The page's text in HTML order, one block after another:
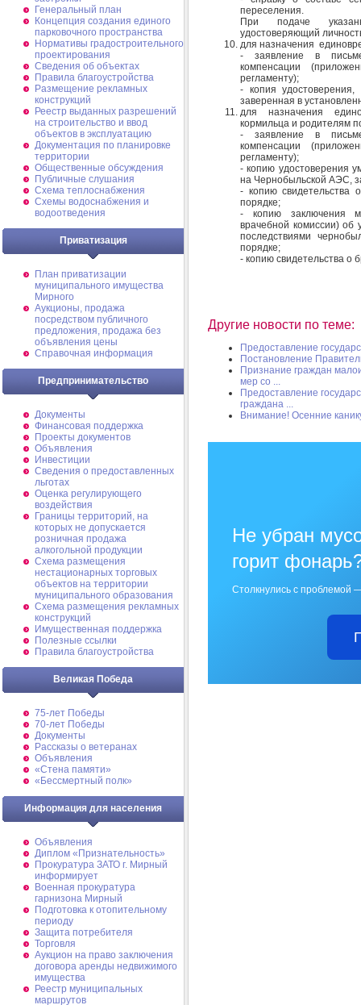
Генеральный план
Концепция создания единого
парковочного пространства
Нормативы градостроительного
проектирования
Сведения об объектах
Правила благоустройства
Размещение рекламных
конструкций
Реестр выданных разрешений
на строительство и ввод
объектов в эксплуатацию
Документация по планировке
территории
Общественные обсуждения
Публичные слушания
Схема теплоснабжения
Схемы водоснабжения и
водоотведения
Приватизация
План приватизации
муниципального имущества
Мирного
Аукционы, продажа
посредством публичного
предложения, продажа без
объявления цены
Справочная информация
Предпринимательство
Документы
Финансовая поддержка
Проекты документов
Объявления
Инвестиции
Сведения о предоставленных
льготах
Оценка регулирующего
воздействия
Границы территорий, на
которых не допускается
розничная продажа
алкогольной продукции
Схема размещения
нестационарных торговых
объектов на территории
муниципального образования
Схема размещения рекламных
конструкций
Имущественная поддержка
Полезные ссылки
Правила благоустройства
Великая Победа
75-лет Победы
70-лет Победы
Документы
Рассказы о ветеранах
Объявления
«Стена памяти»
«Бессмертный полк»
Информация для населения
Объявления
Диплом «Признательность»
Прокуратура ЗАТО г. Мирный
информирует
Военная прокуратура
гарнизона Мирный
Подготовка к отопительному
периоду
Защита потребителя
Торговля
Аукцион на право заключения
договора аренды недвижимого
имущества
Реестр муниципальных
маршрутов
переселения.
При подаче
удостоверяющий
для назначения
- заявление в
компенсации
регламенту);
- копия
заверенная в
для назначения
кормильца и родителям
- заявление в
компенсации
регламенту);
- копию удостоверения
на Чернобыльской АЭС,
- копию свидетельства
порядке;
- копию заключения
врачебной комиссии) об
последствиями
порядке;
- копию свидетельства о
Другие новости по теме:
Предоставление
Постановление
Признание граждан
мер со ...
Предоставление
граждана ...
Внимание! Осенние
Не убран
горит
Столкнулись с проблемой